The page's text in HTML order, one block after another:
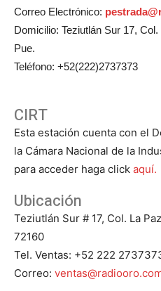
Correo Electrónico:
Domicilio: Teziutlán Sur 17,
Pue.
Teléfono: +52(222)2737373
CIRT
Esta estación cuenta con el
la Cámara Nacional de la
para acceder haga click aquí.
Ubicación
Teziutlán Sur # 17, Col. La
72160
Tel. Ventas: +52 222
Correo: